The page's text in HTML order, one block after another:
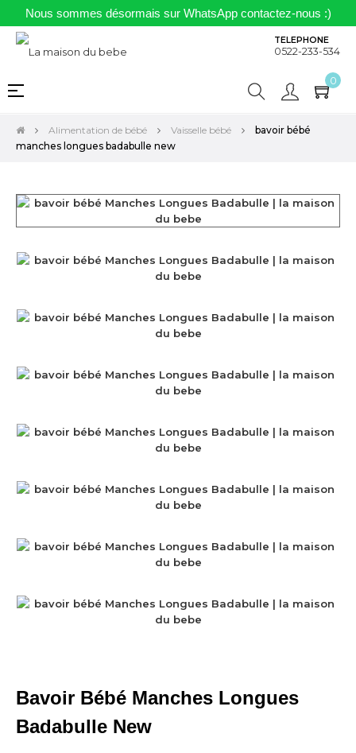
Nous sommes désormais sur WhatsApp contactez-nous :)
TELEPHONE
0522-233-534
0
Basculer
navigation
☰
Alimentation de bébé Vaisselle bébé
bavoir bébé
manches longues badabulle new
Bavoir Bébé Manches Longues
Badabulle New